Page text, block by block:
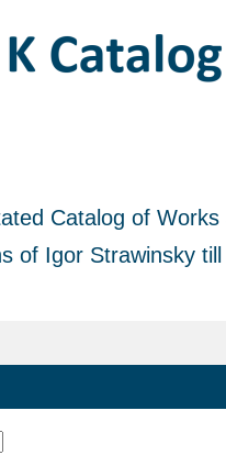
Catalog of Works
of Igor Strawinsky till